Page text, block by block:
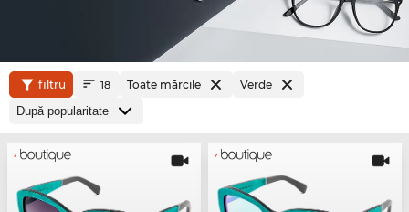
filtru 18 Toate mărcile Verde